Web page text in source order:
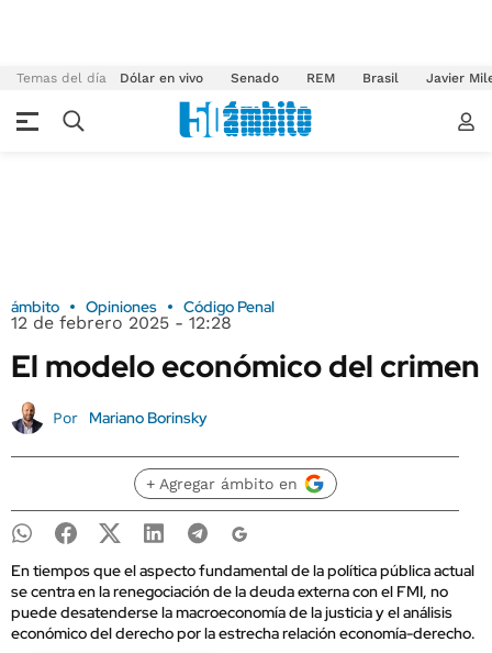
Temas del día Dólar en vivo Senado REM Brasil Javier
ámbito Opiniones Código Penal
12 de febrero 2025 - 12:28
El modelo económico del crimen
Por Mariano Borinsky
+ Agregar ámbito en
En tiempos que el aspecto fundamental de la política pública actual
se centra en la renegociación de la deuda externa con el FMI, no
puede desatenderse la macroeconomía de la justicia y el análisis
económico del derecho por la estrecha relación economía-derecho.